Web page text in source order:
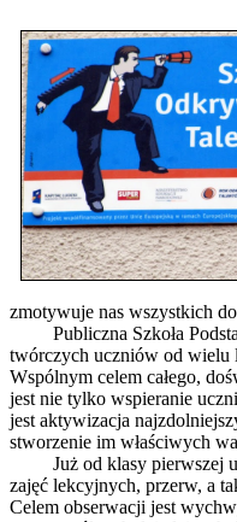
zmotywuje nas wszystkich
Publiczna Szkoła
twórczych uczniów od wielu
Wspólnym celem całego,
jest nie tylko wspieranie
jest aktywizacja
stworzenie im właściwych
Już od klasy pierwszej
zajęć lekcyjnych, przerw, a
Celem obserwacji jest